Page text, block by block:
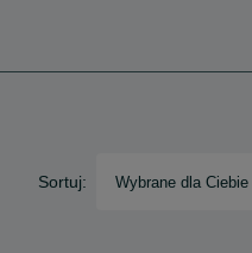
Sortuj: Wybrane dla Ciebie